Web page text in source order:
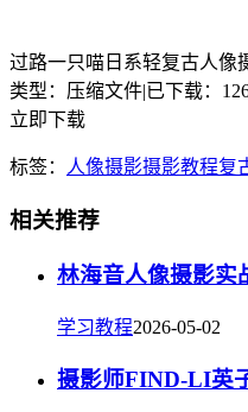
过路一只喵日系轻复古人像
类型：压缩文件|已下载：
立即下载
标签： 人像摄影摄影教程复
相关推荐
林海音人像摄影实
学习教程2026-05-02
摄影师FIND-LI英